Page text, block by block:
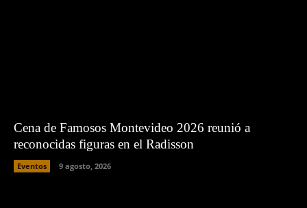
Cena de Famosos Montevideo 2026 reunió a
reconocidas figuras en el Radisson
Eventos 9 agosto, 2026